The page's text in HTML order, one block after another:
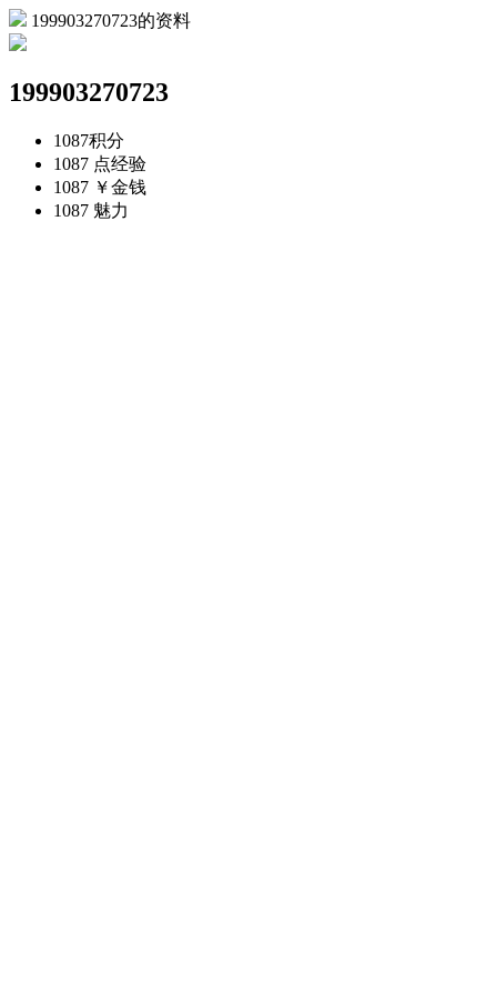
199903270723的资料
199903270723
1087积分
1087 点经验
1087 ￥金钱
1087 魅力